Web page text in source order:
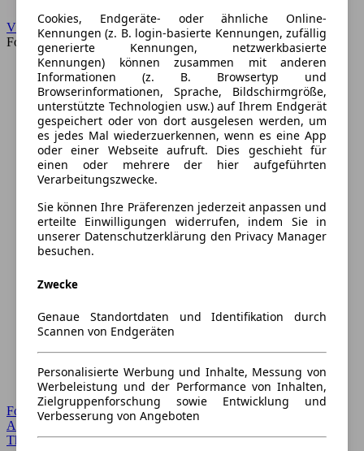
VW
Forum
Forum Startseite
Alle Auto-Foren
Themen-Forum
Cookies, Endgeräte- oder ähnliche Online-
Kennungen (z. B. login-basierte Kennungen, zufällig
generierte Kennungen, netzwerkbasierte
Kennungen) können zusammen mit anderen
Informationen (z. B. Browsertyp und
Browserinformationen, Sprache, Bildschirmgröße,
unterstützte Technologien usw.) auf Ihrem Endgerät
gespeichert oder von dort ausgelesen werden, um
es jedes Mal wiederzuerkennen, wenn es eine App
oder einer Webseite aufruft. Dies geschieht für
einen oder mehrere der hier aufgeführten
Verarbeitungszwecke.
Sie können Ihre Präferenzen jederzeit anpassen und
erteilte Einwilligungen widerrufen, indem Sie in
unserer Datenschutzerklärung den Privacy Manager
besuchen.
Zwecke
Genaue Standortdaten und Identifikation durch
Scannen von Endgeräten
Personalisierte Werbung und Inhalte, Messung von
Werbeleistung und der Performance von Inhalten,
Zielgruppenforschung sowie Entwicklung und
Verbesserung von Angeboten